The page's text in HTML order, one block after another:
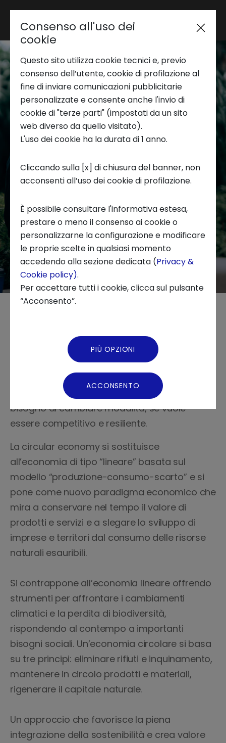
Area riservata
Trend Analysis
Applied Research
Startup Development
Business Transformation
Ecosystem enabling
Chi siamo
News ed Eventi
L'economia circolare come
chiave per la competitività
Il tessuto economico e industriale italiano ha
bisogno di cambiare modalità, se vuole
essere competitivo e resiliente.
La circular economy si sostituisce
all’economia di tipo “lineare” basata sul
modello “produzione-consumo-scarto” e si
pone come nuovo paradigma economico che
mira a conservare nel tempo il valore di
prodotti e servizi e a slegare lo sviluppo di
imprese e territori dal consumo delle risorse
naturali esauribili.
Si contrappone all’economia lineare offrendo
strumenti per affrontare i cambiamenti
climatici e la perdita di biodiversità,
rispondendo al contempo a importanti
bisogni sociali. Un’economia circolare si basa
su tre principi: eliminare rifiuti e inquinamento,
mantenere in circolo prodotti e materiali,
rigenerare il capitale naturale.
Un approccio che favorisce la piena
integrazione della sostenibilità e crea valore
Consenso all'uso dei
cookie
Questo sito utilizza cookie tecnici e, previo
consenso dell’utente, cookie di profilazione al
fine di inviare comunicazioni pubblicitarie
personalizzate e consente anche l'invio di
cookie di "terze parti" (impostati da un sito
web diverso da quello visitato).
L'uso dei cookie ha la durata di 1 anno.
Cliccando sulla [x] di chiusura del banner, non
acconsenti all’uso dei cookie di profilazione.
È possibile consultare l'informativa estesa,
prestare o meno il consenso ai cookie o
personalizzarne la configurazione e modificare
le proprie scelte in qualsiasi momento
accedendo alla sezione dedicata (Privacy &
Cookie policy).
Per accettare tutti i cookie, clicca sul pulsante
“Acconsento”.
PIÙ OPZIONI
ACCONSENTO